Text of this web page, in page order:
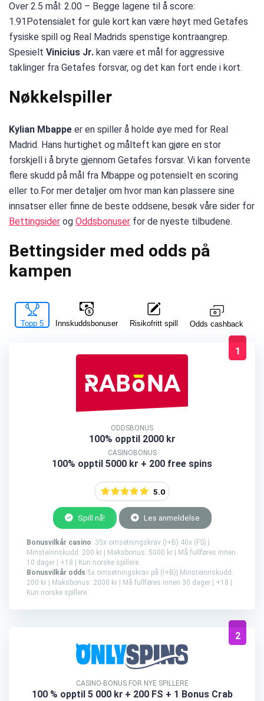
Over 2.5 mål: 2.00 – Begge lagene til å score:
1.91Potensialet for gule kort kan være høyt med Getafes
fysiske spill og Real Madrids spenstige kontraangrep.
Spesielt Vinicius Jr. kan være et mål for aggressive
taklinger fra Getafes forsvar, og det kan fort ende i kort.
Nøkkelspiller
Kylian Mbappe er en spiller å holde øye med for Real
Madrid. Hans hurtighet og målteft kan gjøre en stor
forskjell i å bryte gjennom Getafes forsvar. Vi kan forvente
flere skudd på mål fra Mbappe og potensielt en scoring
eller to.For mer detaljer om hvor man kan plassere sine
innsatser eller finne de beste oddsene, besøk våre sider for
Bettingsider og Oddsbonuser for de nyeste tilbudene.
Bettingsider med odds på
kampen
Topp 5 Innskuddsbonuser Risikofritt spill Odds cashback
1
ODDSBONUS
100% opptil 2000 kr
CASINOBONUS
100% opptil 5000 kr + 200 free spins
5.0
Spill nå! Les anmeldelse
Bonusvilkår casino: 35x omsetningskrav (I+B) 40x (FS) |
Minsteinnskudd: 200 kr | Maksbonus: 5000 kr | Må fullføres innen
10 dager | +18 | Kun norske spillere.
Bonusvilkår odds:5x omsetningskrav på (I+B)| Minsteinnskudd:
200 kr | Maksbonus: 2000 kr | Må fullføres innen 30 dager | +18 |
Kun norske spillere.
2
CASINO-BONUS FOR NYE SPILLERE
100 % opptil 5 000 kr + 200 FS + 1 Bonus Crab